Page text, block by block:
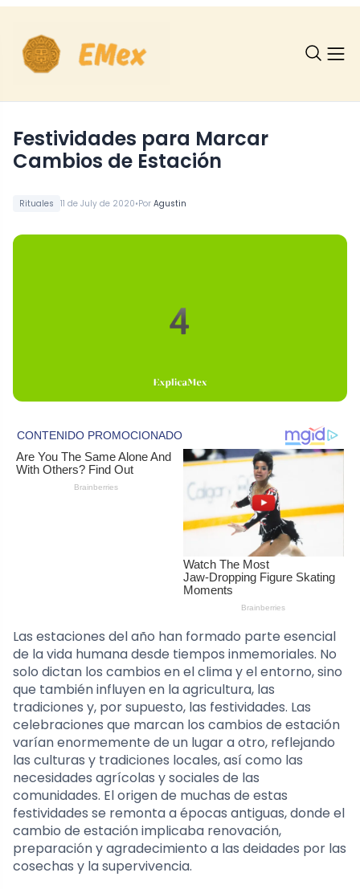
Rituales 11 de July de 2020•Por Agustin
Festividades para Marcar
Cambios de Estación
Las estaciones del año han formado parte esencial
de la vida humana desde tiempos inmemoriales. No
solo dictan los cambios en el clima y el entorno, sino
que también influyen en la agricultura, las
tradiciones y, por supuesto, las festividades. Las
celebraciones que marcan los cambios de estación
varían enormemente de un lugar a otro, reflejando
las culturas y tradiciones locales, así como las
necesidades agrícolas y sociales de las
comunidades. El origen de muchas de estas
festividades se remonta a épocas antiguas, donde el
cambio de estación implicaba renovación,
preparación y agradecimiento a las deidades por las
cosechas y la supervivencia.